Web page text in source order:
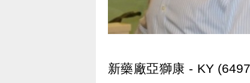
新藥廠亞獅康 - KY